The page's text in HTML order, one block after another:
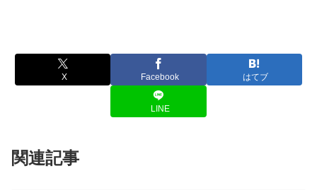
X Facebook はてブ
LINE
関連記事